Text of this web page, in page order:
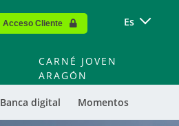
Acceso Cliente Es
Banca digital Momentos
CARNÉ JOVEN
ARAGÓN